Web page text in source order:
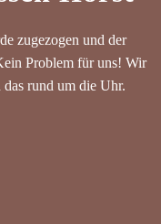
zugezogen und der
Problem für uns! Wir
rund um die Uhr.